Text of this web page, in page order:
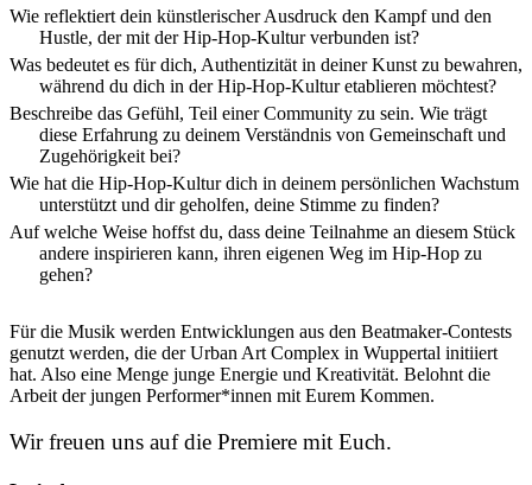
Wie reflektiert dein künstlerischer Ausdruck den Kampf und den
Hustle, der mit der Hip-Hop-Kultur verbunden ist?
Was bedeutet es für dich, Authentizität in deiner Kunst zu bewahren,
während du dich in der Hip-Hop-Kultur etablieren möchtest?
Beschreibe das Gefühl, Teil einer Community zu sein. Wie trägt
diese Erfahrung zu deinem Verständnis von Gemeinschaft und
Zugehörigkeit bei?
Wie hat die Hip-Hop-Kultur dich in deinem persönlichen Wachstum
unterstützt und dir geholfen, deine Stimme zu finden?
Auf welche Weise hoffst du, dass deine Teilnahme an diesem Stück
andere inspirieren kann, ihren eigenen Weg im Hip-Hop zu
gehen?
Für die Musik werden Entwicklungen aus den Beatmaker-Contests
genutzt werden, die der Urban Art Complex in Wuppertal initiiert
hat. Also eine Menge junge Energie und Kreativität. Belohnt die
Arbeit der jungen Performer*innen mit Eurem Kommen.
Wir freuen uns auf die Premiere mit Euch.